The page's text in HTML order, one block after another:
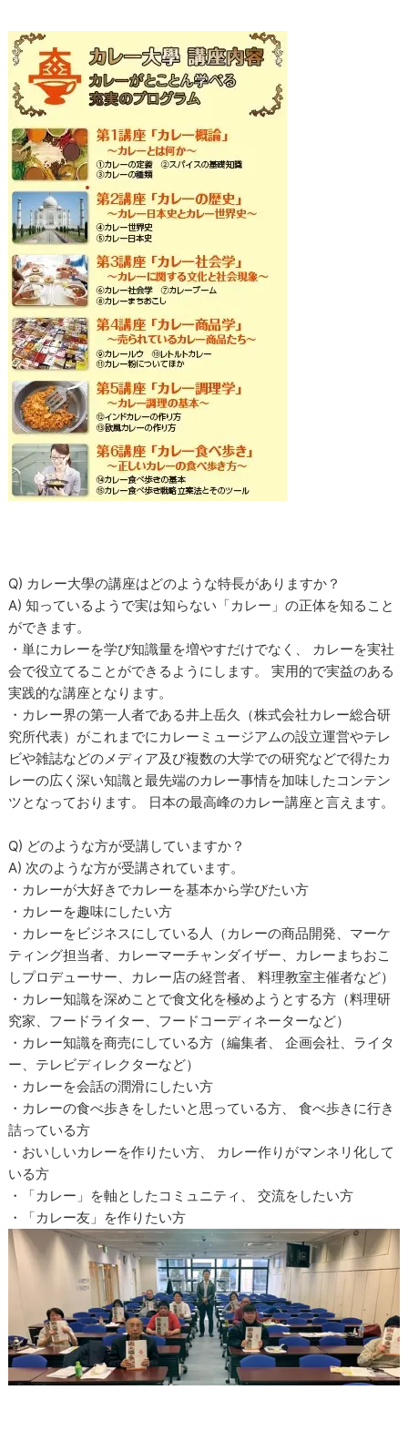
Q) カレー大學の講座はどのような特長がありますか？
A) 知っているようで実は知らない「カレー」の正体を知ること
ができます。
・単にカレーを学び知識量を増やすだけでなく、 カレーを実社
会で役立てることができるようにします。 実用的で実益のある
実践的な講座となります。
・カレー界の第一人者である井上岳久（株式会社カレー総合研
究所代表）がこれまでにカレーミュージアムの設立運営やテレ
ビや雑誌などのメディア及び複数の大学での研究などで得たカ
レーの広く深い知識と最先端のカレー事情を加味したコンテン
ツとなっております。 日本の最高峰のカレー講座と言えます。
Q) どのような方が受講していますか？
A) 次のような方が受講されています。
・カレーが大好きでカレーを基本から学びたい方
・カレーを趣味にしたい方
・カレーをビジネスにしている人（カレーの商品開発、マーケ
ティング担当者、カレーマーチャンダイザー、カレーまちおこ
しプロデューサー、カレー店の経営者、 料理教室主催者など）
・カレー知識を深めことで食文化を極めようとする方（料理研
究家、フードライター、フードコーディネーターなど）
・カレー知識を商売にしている方（編集者、 企画会社、ライタ
ー、テレビディレクターなど）
・カレーを会話の潤滑にしたい方
・カレーの食べ歩きをしたいと思っている方、 食べ歩きに行き
詰っている方
・おいしいカレーを作りたい方、 カレー作りがマンネリ化して
いる方
・「カレー」を軸としたコミュニティ、 交流をしたい方
・「カレー友」を作りたい方